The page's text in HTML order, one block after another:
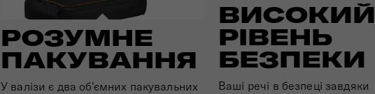
РОЗУМНЕ
ПАКУВАННЯ
У валізи є два об'ємних пакувальних
ВИСОКИЙ
РІВЕНЬ
БЕЗПЕКИ
Ваші речі в безпеці завдяки